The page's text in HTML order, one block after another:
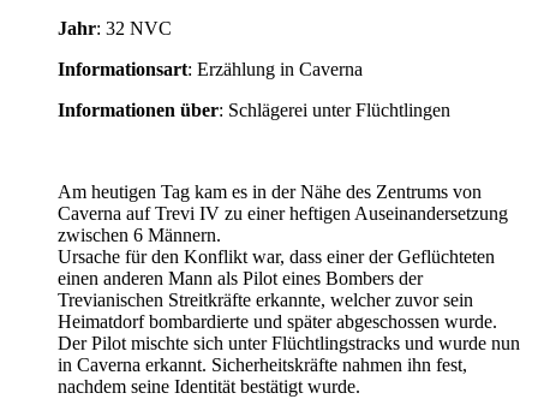
Jahr: 32 NVC
Informationsart: Erzählung in Caverna
Informationen über: Schlägerei unter Flüchtlingen
Am heutigen Tag kam es in der Nähe des Zentrums von
Caverna auf Trevi IV zu einer heftigen Auseinandersetzung
zwischen 6 Männern.
Ursache für den Konflikt war, dass einer der Geflüchteten
einen anderen Mann als Pilot eines Bombers der
Trevianischen Streitkräfte erkannte, welcher zuvor sein
Heimatdorf bombardierte und später abgeschossen wurde.
Der Pilot mischte sich unter Flüchtlingstracks und wurde nun
in Caverna erkannt. Sicherheitskräfte nahmen ihn fest,
nachdem seine Identität bestätigt wurde.